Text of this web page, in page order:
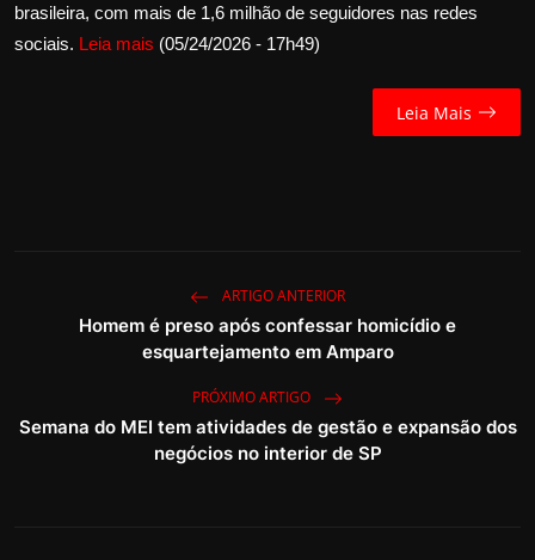
Esportes
brasileira, com mais de 1,6 milhão de seguidores nas redes
sociais. Leia mais (05/24/2026 - 17h49)
Leia Mais
ARTIGO ANTERIOR
Homem é preso após confessar homicídio e
esquartejamento em Amparo
PRÓXIMO ARTIGO
Semana do MEI tem atividades de gestão e expansão dos
negócios no interior de SP